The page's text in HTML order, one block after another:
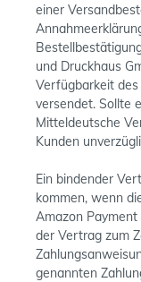
einer
und Druckhaus
Verfügbarkeit
versendet. Sollte
Mitteldeutsche
Kunden
Ein bindender
kommen, wenn
Amazon
der Vertrag zum
genannten